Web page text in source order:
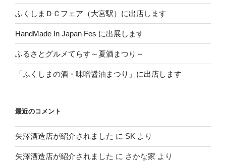
ふくしまＤＣフェア（大宮駅）に出店します
HandMade In Japan Fes に出展します
ふるさとグルメてらす～夏酒まつり～
「ふくしまの酒・味噌醤油まつり」に出店します
最近のコメント
矢澤酒造店が紹介されました に SK より
矢澤酒造店が紹介されました に さかな家 より